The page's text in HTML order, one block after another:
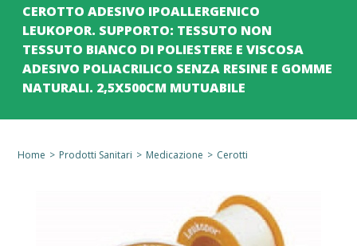
MEDICINALI Open submenu
PRODOTTI SANITARI Open submenu
STOMIA E INCONTINENZA
ALTRO Open submenu
CEROTTO ADESIVO IPOALLERGENICO
LEUKOPOR. SUPPORTO: TESSUTO NON
TESSUTO BIANCO DI POLIESTERE E VISCOSA
ADESIVO POLIACRILICO SENZA RESINE E GOMME
NATURALI. 2,5X500CM MUTUABILE
Home > Prodotti Sanitari > Medicazione > Cerotti